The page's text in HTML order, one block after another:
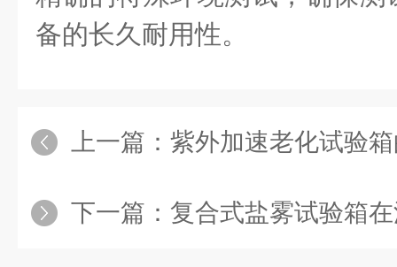
备的长久耐用性。
上一篇： 紫外加速老化试验箱的
下一篇： 复合式盐雾试验箱在汽车